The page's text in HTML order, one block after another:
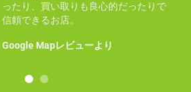
ったり、買い取りも良心的だったりで
信頼できるお店。
Google Mapレビューより